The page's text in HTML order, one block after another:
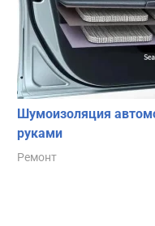
Шумоизоляция
руками
Ремонт